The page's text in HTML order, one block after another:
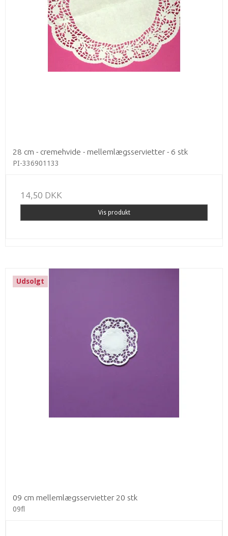
28 cm - cremehvide - mellemlægsservietter - 6 stk
PI-336901133
14,50 DKK
Vis produkt
Udsolgt
09 cm mellemlægsservietter 20 stk
09fl